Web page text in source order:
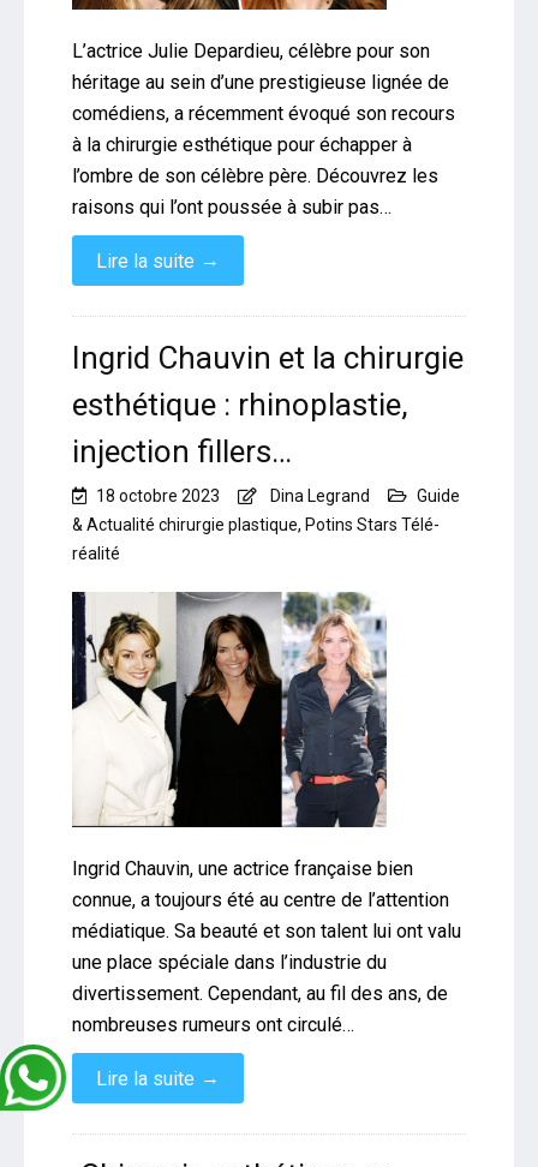
L’actrice Julie Depardieu, célèbre pour son
héritage au sein d’une prestigieuse lignée de
comédiens, a récemment évoqué son recours
à la chirurgie esthétique pour échapper à
l’ombre de son célèbre père. Découvrez les
raisons qui l’ont poussée à subir pas…
Lire la suite →
Ingrid Chauvin et la chirurgie
esthétique : rhinoplastie,
injection fillers…
18 octobre 2023 Dina Legrand
Guide
& Actualité chirurgie plastique, Potins Stars Télé-
réalité
Ingrid Chauvin, une actrice française bien
connue, a toujours été au centre de l’attention
médiatique. Sa beauté et son talent lui ont valu
une place spéciale dans l’industrie du
divertissement. Cependant, au fil des ans, de
nombreuses rumeurs ont circulé…
Lire la suite →